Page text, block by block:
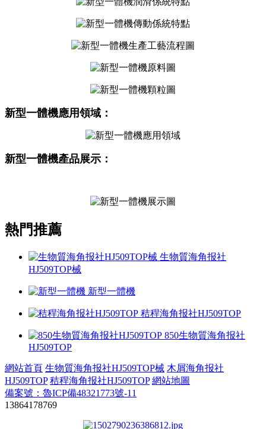
新型一體機應用領域：
新型一體機產品展示：
熱門推薦
生物質海角报社
HJ509TOP械
新型一體機
秸稈海角报社HJ509TOP
850生物質海角报社
HJ509TOP
網站首頁 生物質海角报社HJ509TOP械 木屑海角报社
HJ509TOP 秸稈海角报社HJ509TOP 網站地圖
備案號：魯ICP備48321773號-11
13864178769